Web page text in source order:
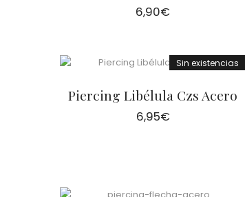
6,90€
Sin existencias
Piercing Libélula Czs Acero
6,95€